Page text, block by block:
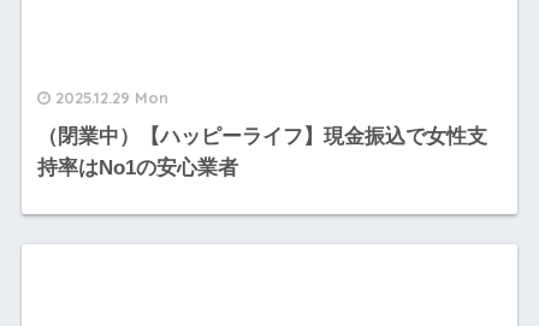
2025.12.29 Mon
（閉業中）【ハッピーライフ】現金振込で女性支
持率はNo1の安心業者